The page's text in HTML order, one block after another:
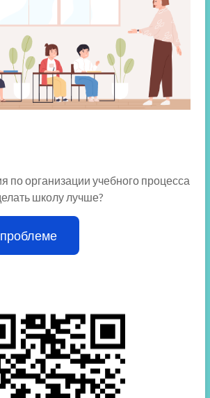
по организации учебного процесса
школу лучше?